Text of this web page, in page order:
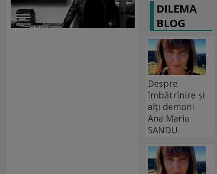
DILEMA
BLOG
Despre
îmbătrînire și
alți demoni
Ana Maria
SANDU